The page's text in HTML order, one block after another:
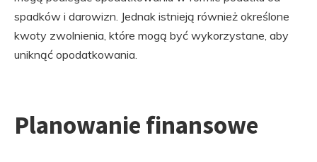
spadków i darowizn. Jednak istnieją również określone
kwoty zwolnienia, które mogą być wykorzystane, aby
uniknąć opodatkowania.
Planowanie finansowe